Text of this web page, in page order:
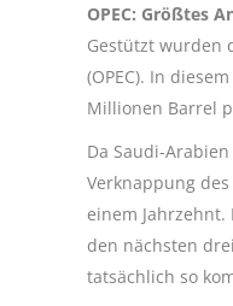
OPEC: Größtes
Gestützt wurden
(OPEC). In
Millionen Barrel
Da Saudi-
Verknappung
einem
den nächsten
tatsächlich so